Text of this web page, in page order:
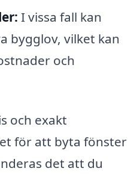
I vissa fall kan
bygglov, vilket kan
och
och exakt
för att byta fönster
det att du